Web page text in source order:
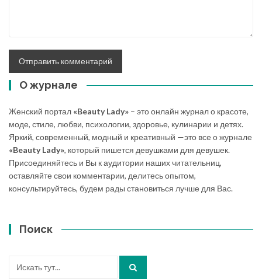
О журнале
Женский портал «Beauty Lady» – это онлайн журнал о красоте,
моде, стиле, любви, психологии, здоровье, кулинарии и детях.
Яркий, современный, модный и креативный —это все о журнале
«Beauty Lady», который пишется девушками для девушек.
Присоединяйтесь и Вы к аудитории наших читательниц,
оставляйте свои комментарии, делитесь опытом,
консультируйтесь, будем рады становиться лучше для Вас.
Поиск